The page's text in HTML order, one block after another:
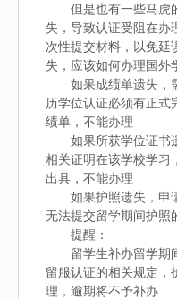
但是也有一些马虎
失，导致认证受阻在办
次性提交材料，以免延
失，应该如何办理国外
如果成绩单遗失，
历学位认证必须有正
绩单，不能办理
如果所获学位证书
相关证明在该学校学习
出具，不能办理
如果护照遗失，申
无法提交留学期间护照
提醒：
留学生补办留学期
留服认证的相关规定，
理，逾期将不予补办